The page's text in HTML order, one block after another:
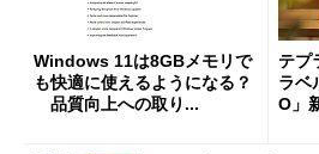
Windows 11は8GBメモリで
も快適に使えるようになる？
品質向上への取り...
テプ
ラベ
O」